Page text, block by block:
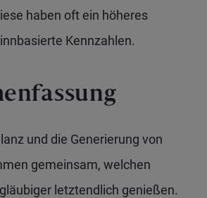
haben oft ein höheres
Kennzahlen.
und die Generierung von
gemeinsam, welchen
letztendlich genießen.